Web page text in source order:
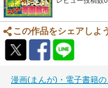
この作品をシェアしよう
漫画(まんが)・電子書籍